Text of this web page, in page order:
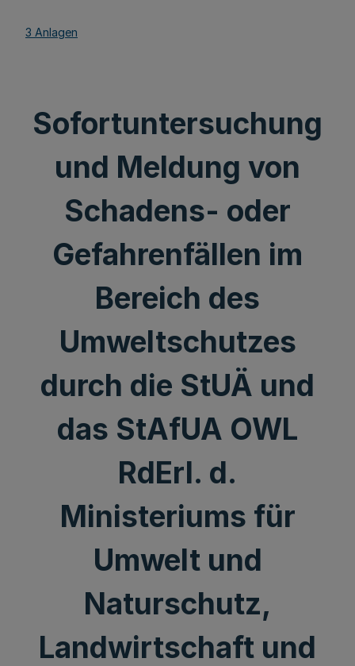
3 Anlagen
Sofortuntersuchung
und Meldung von
Schadens- oder
Gefahrenfällen im
Bereich des
Umweltschutzes
durch die StUÄ und
das StAfUA OWL
RdErl. d.
Ministeriums für
Umwelt und
Naturschutz,
Landwirtschaft und